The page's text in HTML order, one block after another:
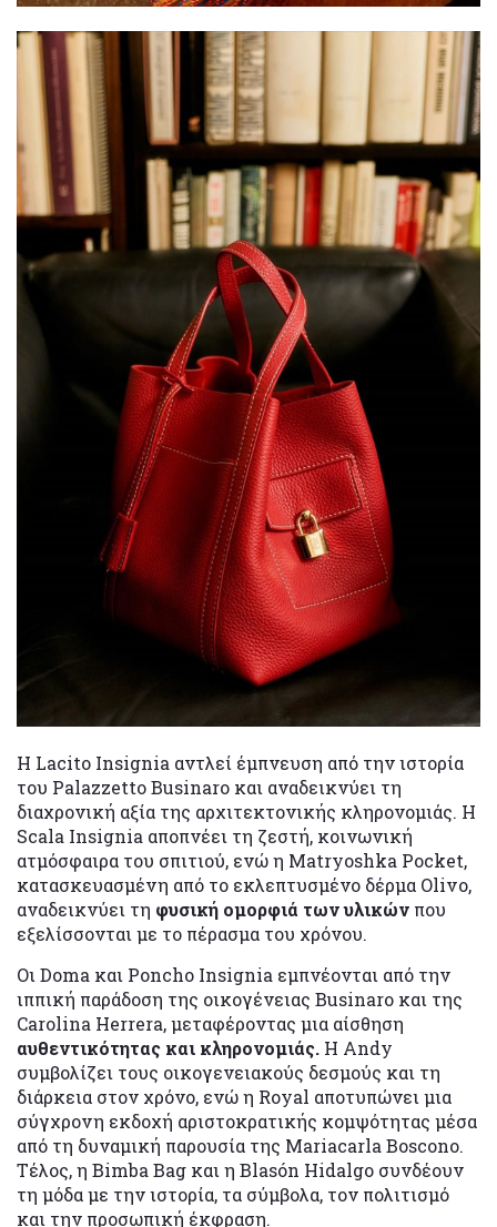
Η Lacito Insignia αντλεί έμπνευση από την ιστορία
του Palazzetto Businaro και αναδεικνύει τη
διαχρονική αξία της αρχιτεκτονικής κληρονομιάς. Η
Scala Insignia αποπνέει τη ζεστή, κοινωνική
ατμόσφαιρα του σπιτιού, ενώ η Matryoshka Pocket,
κατασκευασμένη από το εκλεπτυσμένο δέρμα Olivo,
αναδεικνύει τη φυσική ομορφιά των υλικών που
εξελίσσονται με το πέρασμα του χρόνου.
Οι Doma και Poncho Insignia εμπνέονται από την
ιππική παράδοση της οικογένειας Businaro και της
Carolina Herrera, μεταφέροντας μια αίσθηση
αυθεντικότητας και κληρονομιάς. Η Andy
συμβολίζει τους οικογενειακούς δεσμούς και τη
διάρκεια στον χρόνο, ενώ η Royal αποτυπώνει μια
σύγχρονη εκδοχή αριστοκρατικής κομψότητας μέσα
από τη δυναμική παρουσία της Mariacarla Boscono.
Τέλος, η Bimba Bag και η Blasón Hidalgo συνδέουν
τη μόδα με την ιστορία, τα σύμβολα, τον πολιτισμό
και την προσωπική έκφραση.